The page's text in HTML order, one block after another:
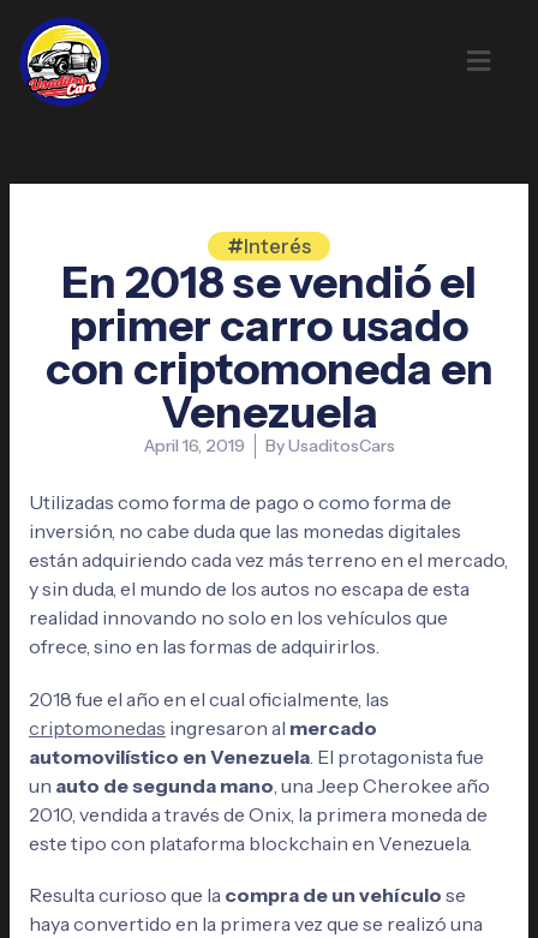
content
Interés
En 2018 se vendió el
primer carro usado
con criptomoneda en
Venezuela
April 16, 2019 ByUsaditosCars
Utilizadas como forma de pago o como forma de
inversión, no cabe duda que las monedas digitales
están adquiriendo cada vez más terreno en el mercado,
y sin duda, el mundo de los autos no escapa de esta
realidad innovando no solo en los vehículos que
ofrece, sino en las formas de adquirirlos.
2018 fue el año en el cual oficialmente, las
criptomonedas ingresaron al mercado
automovilístico en Venezuela. El protagonista fue
un auto de segunda mano , una Jeep Cherokee año
2010, vendida a través de Onix, la primera moneda de
este tipo con plataforma blockchain en Venezuela.
Resulta curioso que la compra de un vehículo se
haya convertido en la primera vez que se realizó una